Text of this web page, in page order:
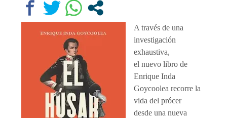
A través de una
investigación
exhaustiva,
el nuevo libro de
Enrique Inda
Goycoolea recorre la
vida del prócer
desde una nueva